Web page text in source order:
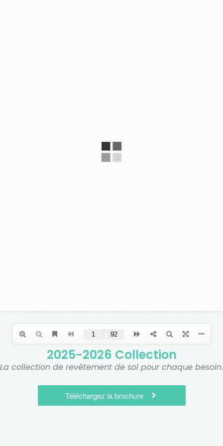
2025-2026 Collection
La collection de revêtement de sol pour chaque besoin.
Téléchargez la brochure